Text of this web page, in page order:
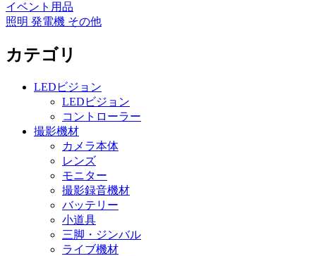
イベント用品
照明 発電機 その他
カテゴリ
LEDビジョン
LEDビジョン
コントローラー
撮影機材
カメラ本体
レンズ
モニター
撮影録音機材
バッテリー
小道具
三脚・ジンバル
ライブ機材